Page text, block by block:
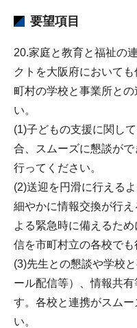
要望項目
20.家庭と教育と福祉の
クトを大阪府において
町村の学校と事業所と
い。
(1)子どもの支援に関し
合、スムーズに懇談が
行ってください。
(2)送迎を円滑に行える
細やかに情報交換が行
よる緊急時に備えるた
信を市町村立の各校で
(3)先生との懇談や学校
ール配信等）、情報共
す。各校と連携がスム
い。